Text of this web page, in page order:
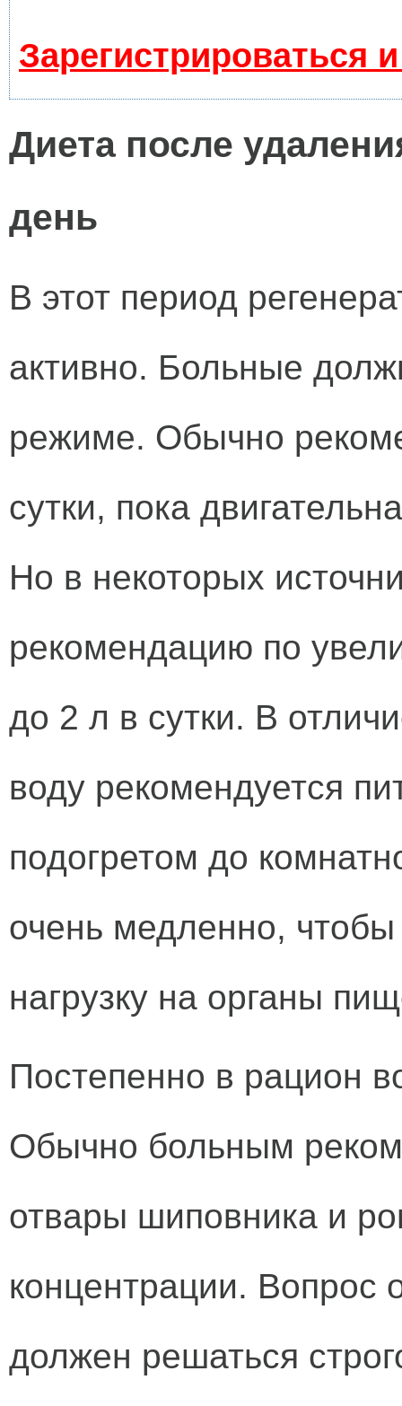
Зарегистрироваться
Диета после
день
В этот период
активно. Больные
режиме. Обычно
сутки, пока
Но в некоторых
рекомендацию по
до 2 л в сутки. В
воду рекомендуется
подогретом до
очень медленно,
нагрузку на органы
Постепенно в рацион
Обычно больным
отвары шиповника и
концентрации. Вопрос
должен решаться